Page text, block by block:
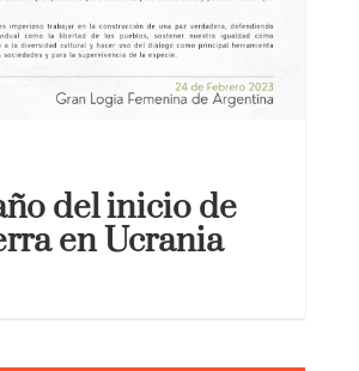
del inicio de
en Ucrania